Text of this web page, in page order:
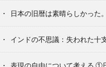
日本の旧暦は素晴らしかった。
インドの不思議：失われた十
表現の自由について考える ①